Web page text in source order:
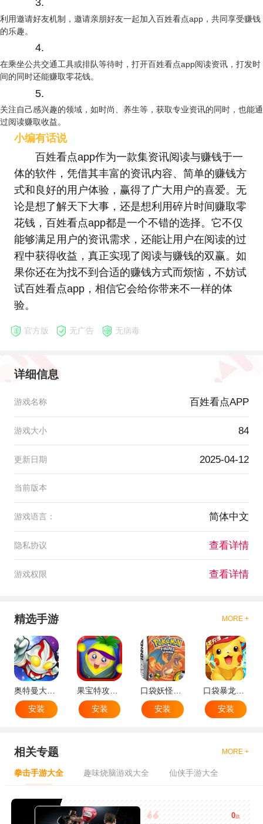
3.
利用邀请好友机制，邀请亲朋好友一起加入百姓看点app，共同享受赚钱
的乐趣。
4.
在乘坐公共交通工具或排队等待时，打开百姓看点app阅读资讯，打发时
间的同时还能赚取零花钱。
5.
关注自己感兴趣的领域，如时尚、养生等，获取专业资讯的同时，也能通
过阅读赚取收益。
小编有话说
百姓看点app作为一款集资讯阅读与赚钱于一
体的软件，凭借其丰富的资讯内容、简单的赚钱方
式和良好的用户体验，赢得了广大用户的喜爱。无
论是想了解天下大事，还是想利用碎片时间赚取零
花钱，百姓看点app都是一个不错的选择。它不仅
能够满足用户的资讯需求，还能让用户在阅读的过
程中获得收益，真正实现了阅读与赚钱的双赢。如
果你还在为找不到合适的赚钱方式而烦恼，不妨试
试百姓看点app，相信它会给你带来不一样的体
验。
官方版 无广告 无病毒
详细信息
游戏名称 百姓看点APP
游戏大小 84
更新日期 2025-04-12
当前版本
游戏语言： 简体中文
隐私协议 查看详情
游戏权限 查看详情
精选手游 MORE +
奥特曼大战小怪兽
安装
安装
安装
安装
相关专题 MORE +
拳击手游大全 趣味烧脑游戏大全 仙侠手游大全
0款